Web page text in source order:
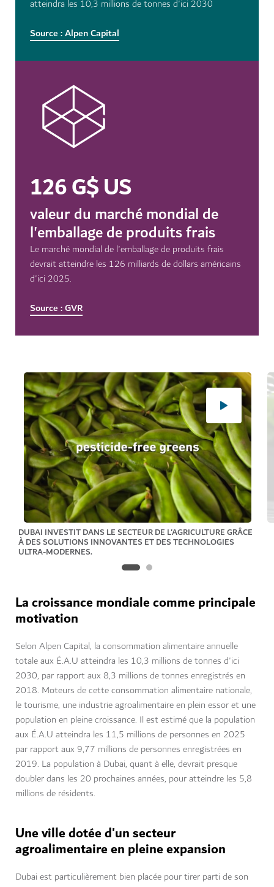
atteindra les 10,3 millions de tonnes d'ici 2030
Source : Alpen Capital
126 G$ US
valeur du marché mondial de
l'emballage de produits frais
Le marché mondial de l'emballage de produits frais
devrait atteindre les 126 milliards de dollars américains
d'ici 2025.
Source : GVR
DUBAI INVESTIT DANS LE SECTEUR DE L'AGRICULTURE GRÂCE
À DES SOLUTIONS INNOVANTES ET DES TECHNOLOGIES
ULTRA-MODERNES.
La croissance mondiale comme principale
motivation
Selon Alpen Capital, la consommation alimentaire annuelle
totale aux É.A.U atteindra les 10,3 millions de tonnes d'ici
2030, par rapport aux 8,3 millions de tonnes enregistrés en
2018. Moteurs de cette consommation alimentaire nationale,
le tourisme, une industrie agroalimentaire en plein essor et une
population en pleine croissance. Il est estimé que la population
aux É.A.U atteindra les 11,5 millions de personnes en 2025
par rapport aux 9,77 millions de personnes enregistrées en
2019. La population à Dubai, quant à elle, devrait presque
doubler dans les 20 prochaines années, pour atteindre les 5,8
millions de résidents.
Une ville dotée d'un secteur
agroalimentaire en pleine expansion
Dubai est particulièrement bien placée pour tirer parti de son